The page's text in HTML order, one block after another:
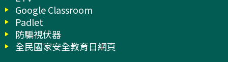
Google Classroom
Padlet
防騙視伏器
全民國家安全教育日網頁